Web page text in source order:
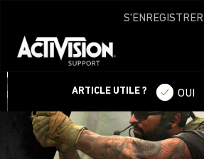
S'ENREGISTRER
ARTICLE UTILE ? OUI